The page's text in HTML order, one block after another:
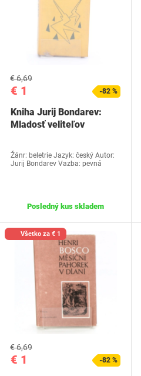
€ 1
€ 6,69
-82 %
Kniha Jurij Bondarev:
Mladosť veliteľov
Žánr: beletrie Jazyk: český Autor:
Jurij Bondarev Vazba: pevná
Posledný kus skladem
Všetko za € 1
€ 1
€ 6,69
-82 %